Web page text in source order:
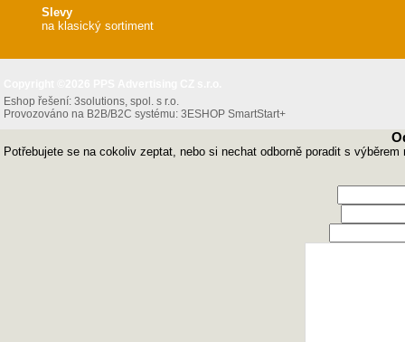
Slevy
na klasický sortiment
Eshop řešení: 3solutions, spol. s r.o.
Provozováno na B2B/B2C systému: 3ESHOP SmartStart+
Potřebujete se na cokoliv zeptat, nebo si nechat odborně poradit s